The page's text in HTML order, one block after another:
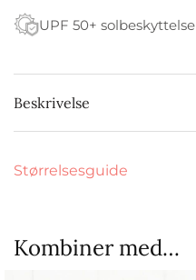
UPF 50+ solbeskyttelse
Beskrivelse
Størrelsesguide
Kombiner med…